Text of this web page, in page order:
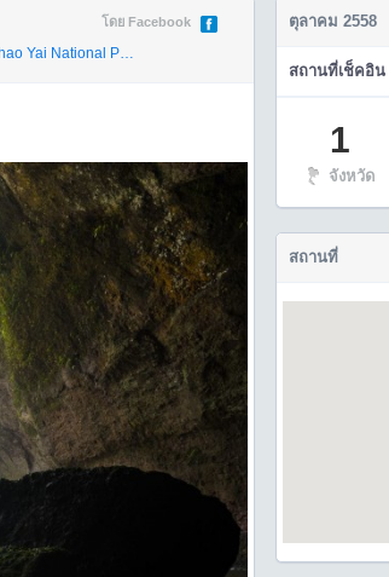
โดย Facebook
National Park)
ตุลาคม 2558
สถานที่เช็คอิน
1
จังหวัด
สถานที่